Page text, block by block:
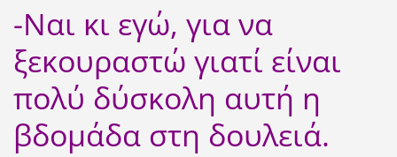
-Ναι κι εγώ, για να
ξεκουραστώ γιατί είναι
πολύ δύσκολη αυτή η
βδομάδα στη δουλειά.